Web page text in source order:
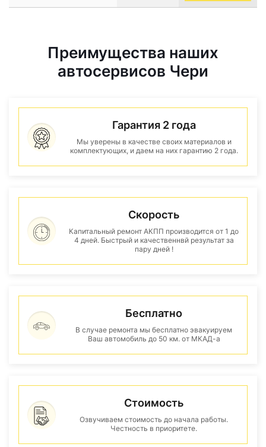
Преимущества наших
автосервисов Чери
Гарантия 2 года
Мы уверены в качестве своих материалов и
комплектующих, и даем на них гарантию 2 года.
Скорость
Капитальный ремонт АКПП производится от 1 до
4 дней. Быстрый и качественнвй результат за
пару дней !
Бесплатно
В случае ремонта мы бесплатно эвакуируем
Ваш автомобиль до 50 км. от МКАД-а
Стоимость
Озвучиваем стоимость до начала работы.
Честность в приоритете.